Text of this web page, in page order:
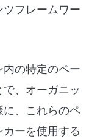
フレームワー
の特定のペー
、オーガニッ
、これらのペ
ーを使用する